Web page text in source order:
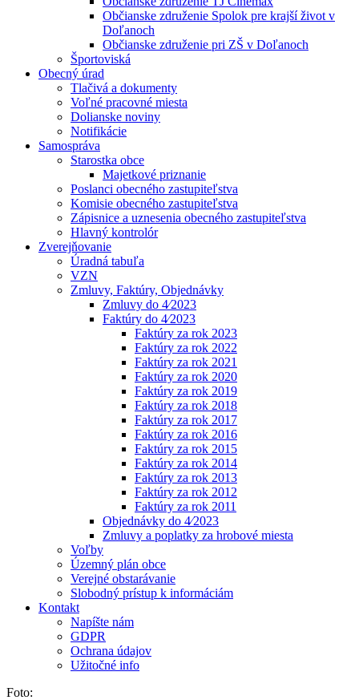
Občianske združenie Spolok pre krajší život v
Doľanoch
Občianske združenie pri ZŠ v Doľanoch
Športoviská
Obecný úrad
Tlačivá a dokumenty
Voľné pracovné miesta
Dolianske noviny
Notifikácie
Samospráva
Starostka obce
Majetkové priznanie
Poslanci obecného zastupiteľstva
Komisie obecného zastupiteľstva
Zápisnice a uznesenia obecného zastupiteľstva
Hlavný kontrolór
Zverejňovanie
Úradná tabuľa
VZN
Zmluvy, Faktúry, Objednávky
Zmluvy do 4⁄2023
Faktúry do 4⁄2023
Faktúry za rok 2023
Faktúry za rok 2022
Faktúry za rok 2021
Faktúry za rok 2020
Faktúry za rok 2019
Faktúry za rok 2018
Faktúry za rok 2017
Faktúry za rok 2016
Faktúry za rok 2015
Faktúry za rok 2014
Faktúry za rok 2013
Faktúry za rok 2012
Faktúry za rok 2011
Objednávky do 4⁄2023
Zmluvy a poplatky za hrobové miesta
Voľby
Územný plán obce
Verejné obstarávanie
Slobodný prístup k informáciám
Kontakt
Napíšte nám
GDPR
Ochrana údajov
Užitočné info
Foto: